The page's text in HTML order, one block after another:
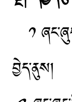
༡
བྱེད་ནུས།